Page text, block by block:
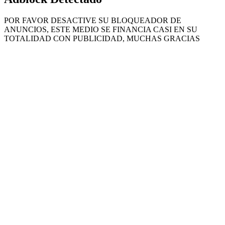
POR FAVOR DESACTIVE SU BLOQUEADOR DE
ANUNCIOS, ESTE MEDIO SE FINANCIA CASI EN SU
TOTALIDAD CON PUBLICIDAD, MUCHAS GRACIAS